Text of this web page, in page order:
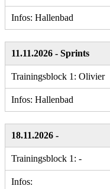
Infos: Hallenbad
11.11.2026 - Sprints
Trainingsblock 1: Olivier
Infos: Hallenbad
18.11.2026 -
Trainingsblock 1: -
Infos: